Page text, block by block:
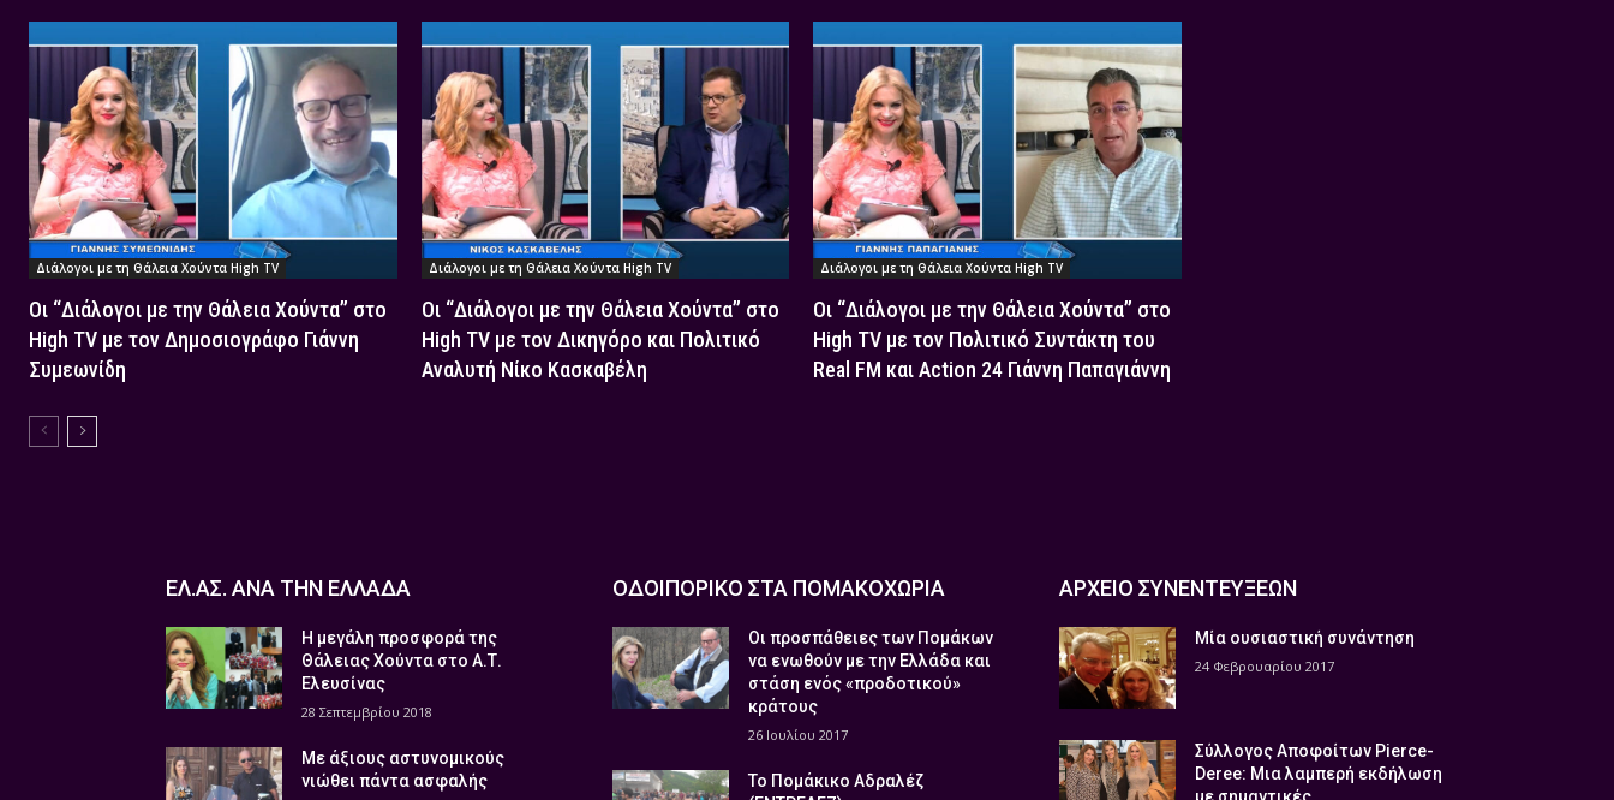
Διάλογοι με τη Θάλεια Χούντα High TV
Οι “Διάλογοι με την Θάλεια Χούντα” στο
High TV με τον Δημοσιογράφο Γιάννη
Συμεωνίδη
Διάλογοι με τη Θάλεια Χούντα High TV
Οι “Διάλογοι με την Θάλεια Χούντα” στο
High TV με τον Δικηγόρο και Πολιτικό
Αναλυτή Νίκο Κασκαβέλη
Διάλογοι με τη Θάλεια Χούντα High TV
Οι “Διάλογοι με την Θάλεια Χούντα” στο
High TV με τον Πολιτικό Συντάκτη του
Real FM και Action 24 Γιάννη Παπαγιάννη
ΕΛ.ΑΣ. ΑΝΑ ΤΗΝ ΕΛΛΑΔΑ
Η μεγάλη προσφορά της
Θάλειας Χούντα στο Α.Τ.
Ελευσίνας
28 Σεπτεμβρίου 2018
Με άξιους αστυνομικούς
νιώθει πάντα ασφαλής
ΟΔΟΙΠΟΡΙΚΟ ΣΤΑ ΠΟΜΑΚΟΧΩΡΙΑ
Οι προσπάθειες των Πομάκων
να ενωθούν με την Ελλάδα και
στάση ενός «προδοτικού»
κράτους
26 Ιουλίου 2017
Το Πομάκικο Αδραλέζ
ΑΡΧΕΙΟ ΣΥΝΕΝΤΕΥΞΕΩΝ
Μία ουσιαστική συνάντηση
24 Φεβρουαρίου 2017
Σύλλογος Αποφοίτων Pierce-
Deree: Μια λαμπερή εκδήλωση